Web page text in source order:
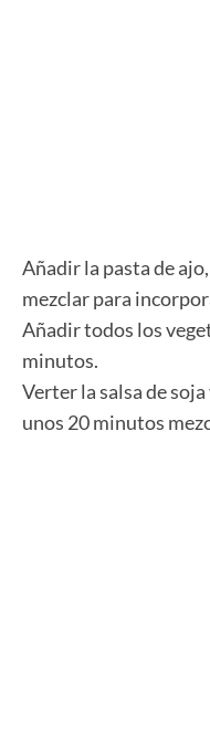
Añadir la pasta de
mezclar para
Añadir todos los
minutos.
Verter la salsa de
unos 20 minutos